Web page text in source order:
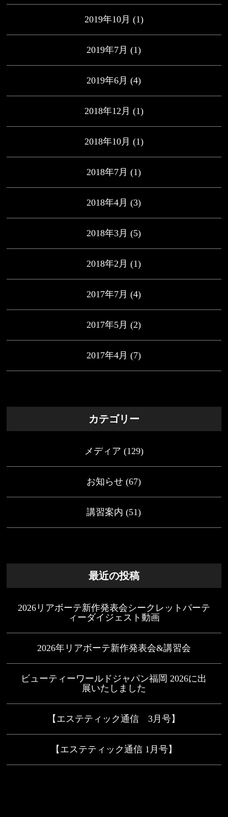
2019年10月 (1)
2019年7月 (1)
2019年6月 (4)
2018年12月 (1)
2018年10月 (1)
2018年7月 (1)
2018年4月 (3)
2018年3月 (5)
2018年2月 (1)
2017年7月 (4)
2017年5月 (2)
2017年4月 (7)
カテゴリー
メディア (129)
お知らせ (67)
講習案内 (51)
最近の投稿
2026リアボーテ新作発表会シークレットパーテ
ィーダイジェスト動画
2026年リアボーテ新作発表会&講習会
ビューティーワールドジャパン福岡 2026に出
展いたしました
【エステティック通信 3月号】
【エステティック通信 1月号】